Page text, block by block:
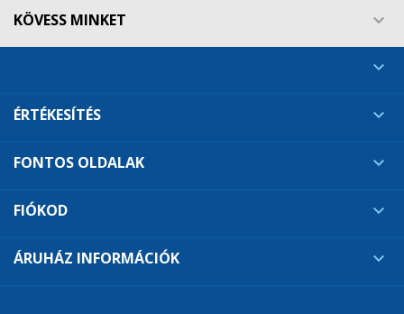
KÖVESS MINKET 

ÉRTÉKESÍTÉS 
FONTOS OLDALAK 
FIÓKOD 
ÁRUHÁZ INFORMÁCIÓK 